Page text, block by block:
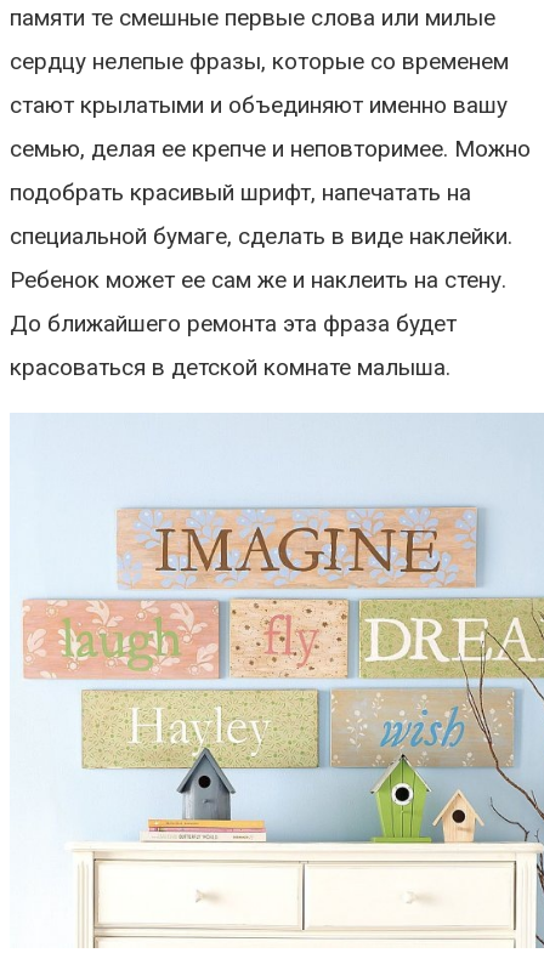
памяти те смешные первые слова или милые
сердцу нелепые фразы, которые со временем
стают крылатыми и объединяют именно вашу
семью, делая ее крепче и неповторимее. Можно
подобрать красивый шрифт, напечатать на
специальной бумаге, сделать в виде наклейки.
Ребенок может ее сам же и наклеить на стену.
До ближайшего ремонта эта фраза будет
красоваться в детской комнате малыша.